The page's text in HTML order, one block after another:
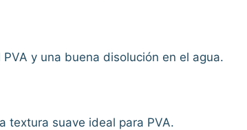
y una buena disolución en el agua.
textura suave ideal para PVA.